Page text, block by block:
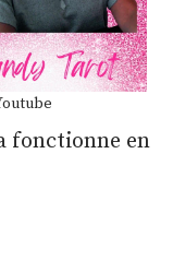
fonctionne en